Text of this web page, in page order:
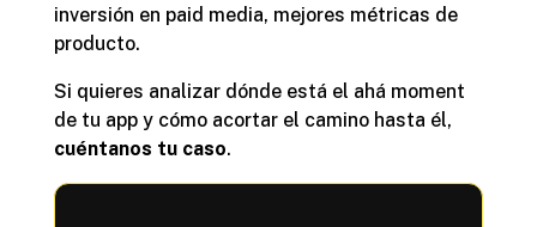
inversión en paid media, mejores métricas de
producto.
Si quieres analizar dónde está el ahá moment
de tu app y cómo acortar el camino hasta él,
cuéntanos tu caso.